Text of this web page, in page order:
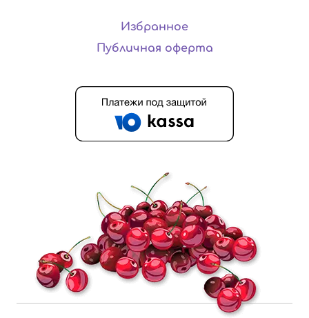
Избранное
Публичная оферта